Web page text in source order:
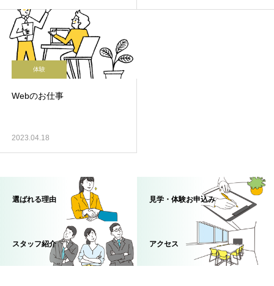
体験
Webのお仕事
2023.04.18
選ばれる理由 見学・体験お申込み
スタッフ紹介 アクセス